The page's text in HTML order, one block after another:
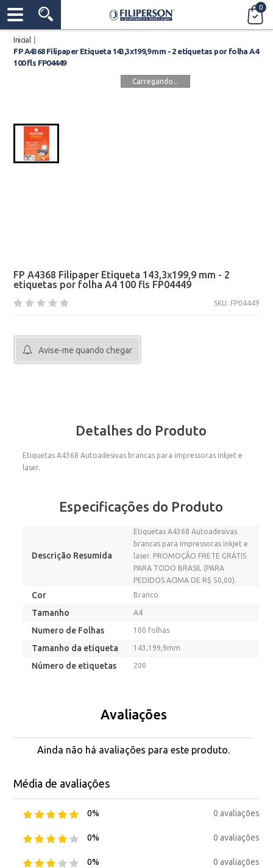
0
Inicial
FP A4368 Filipaper Etiqueta 143,3x199,9 mm - 2 etiquetas por folha A4
100 fls FP04449
Carregando...
FP A4368 Filipaper Etiqueta 143,3x199,9 mm - 2
etiquetas por folha A4 100 fls FP04449
SKU: FP04449
Avise-me quando chegar
Detalhes do Produto
Etiquetas A4368 Autoadesivas brancas para impressoras inkjet e
laser.
Especificações do Produto
Descrição Resumida
Etiquetas A4368 Autoadesivas
brancas para impressoras inkjet e
laser. PROMOÇÃO FRETE GRÁTIS
PARA TODO BRASIL (PARA
PEDIDOS ACIMA DE R$ 50,00).
Cor Branco
Tamanho A4
Numero de Folhas 100 folhas
Tamanho da etiqueta 143,199,9mm
Número de etiquetas 200
Avaliações
Ainda não há avaliações para este produto.
Média de avaliações
0% 0 avaliações
0% 0 avaliações
0% 0 avaliações